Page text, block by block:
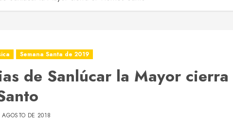
Semana Santa de 2019
de Sanlúcar la Mayor cierra
DE 2018